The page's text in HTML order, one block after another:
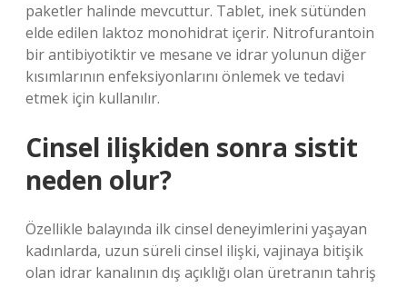
paketler halinde mevcuttur. Tablet, inek sütünden
elde edilen laktoz monohidrat içerir. Nitrofurantoin
bir antibiyotiktir ve mesane ve idrar yolunun diğer
kısımlarının enfeksiyonlarını önlemek ve tedavi
etmek için kullanılır.
Cinsel ilişkiden sonra sistit
neden olur?
Özellikle balayında ilk cinsel deneyimlerini yaşayan
kadınlarda, uzun süreli cinsel ilişki, vajinaya bitişik
olan idrar kanalının dış açıklığı olan üretranın tahriş